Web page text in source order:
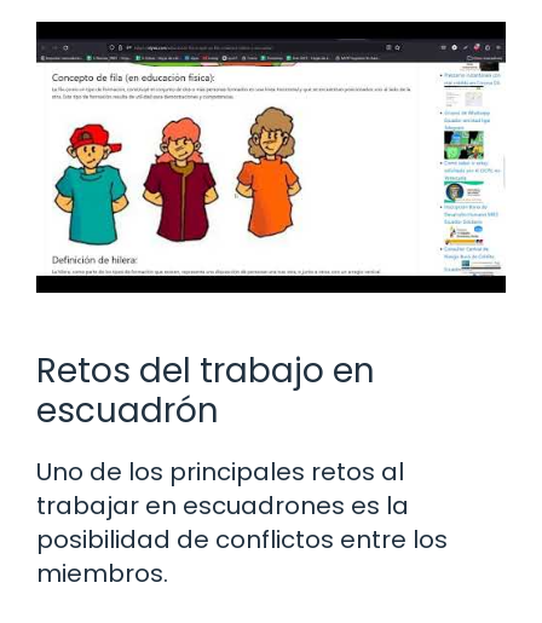
Retos del trabajo en
escuadrón
Uno de los principales retos al
trabajar en escuadrones es la
posibilidad de conflictos entre los
miembros.